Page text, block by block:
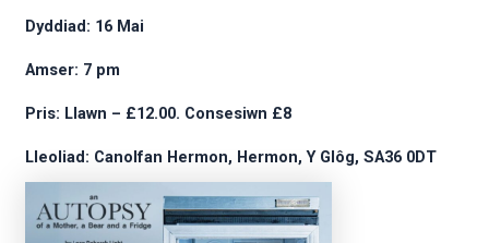
Dyddiad: 16 Mai
Amser: 7 pm
Pris: Llawn – £12.00. Consesiwn £8
Lleoliad: Canolfan Hermon, Hermon, Y Glôg, SA36 0DT